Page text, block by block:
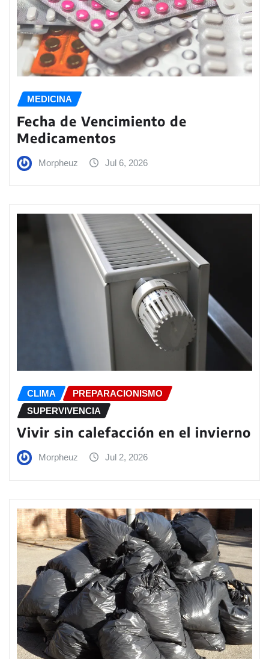
MEDICINA
Fecha de Vencimiento de
Medicamentos
Morpheuz Jul 6, 2026
CLIMA
PREPARACIONISMO
SUPERVIVENCIA
Vivir sin calefacción en el invierno
Morpheuz Jul 2, 2026